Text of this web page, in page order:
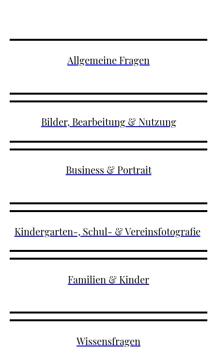
Allgemeine Fragen
Bilder, Bearbeitung & Nutzung
Business & Portrait
Kindergarten-, Schul- & Vereinsfotografie
Familien & Kinder
Wissensfragen